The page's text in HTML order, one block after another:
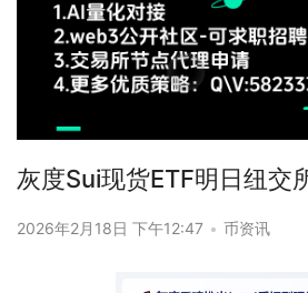
灰度Sui现货ETF明日纽交
2026年2月18日 下午12:47 • 币资讯